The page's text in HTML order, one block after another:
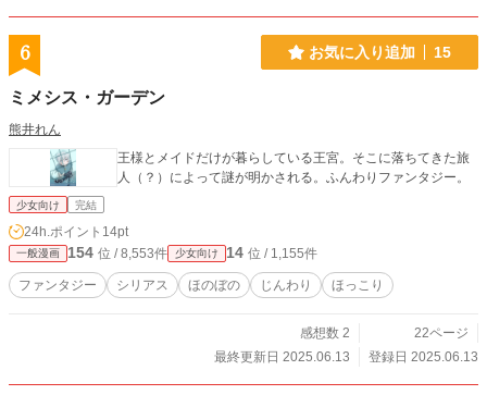
6 お気に入り追加 15
ミメシス・ガーデン
熊井れん
王様とメイドだけが暮らしている王宮。そこに落ちてきた旅
人（？）によって謎が明かされる。ふんわりファンタジー。
少女向け 完結
24h.ポイント 14pt
一般漫画 154 位 / 8,553件 少女向け 14 位 / 1,155件
ファンタジー シリアス ほのぼの じんわり ほっこり
感想数 2
22ページ
最終更新日 2025.06.13
登録日 2025.06.13